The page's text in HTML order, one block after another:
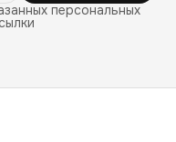
персональных